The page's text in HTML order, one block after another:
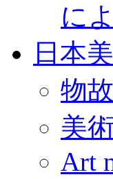
に
日本
物
美
Art